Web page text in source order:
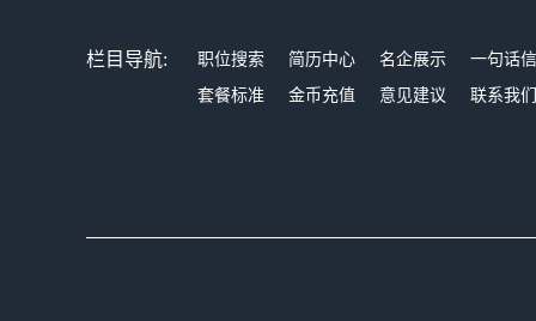
栏目导航: 职位搜索 简历中心 名企展示
一句话
套餐标准
金币充值 意见建议 联系我们